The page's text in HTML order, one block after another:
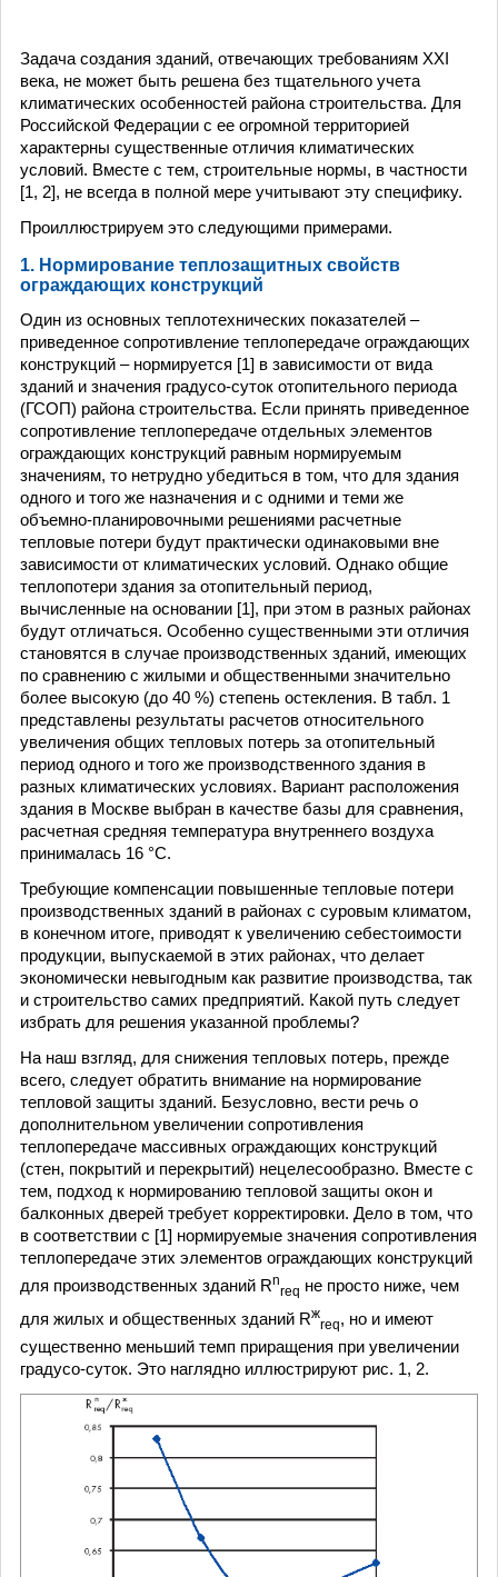
Задача создания зданий, отвечающих требованиям ХХI
века, не может быть решена без тщательного учета
климатических особенностей района строительства. Для
Российской Федерации с ее огромной территорией
характерны существенные отличия климатических
условий. Вместе с тем, строительные нормы, в частности
[1, 2], не всегда в полной мере учитывают эту специфику.
Проиллюстрируем это следующими примерами.
1. Нормирование теплозащитных свойств
ограждающих конструкций
Один из основных теплотехнических показателей –
приведенное сопротивление теплопередаче ограждающих
конструкций – нормируется [1] в зависимости от вида
зданий и значения градусо-суток отопительного периода
(ГСОП) района строительства. Если принять приведенное
сопротивление теплопередаче отдельных элементов
ограждающих конструкций равным нормируемым
значениям, то нетрудно убедиться в том, что для здания
одного и того же назначения и с одними и теми же
объемно-планировочными решениями расчетные
тепловые потери будут практически одинаковыми вне
зависимости от климатических условий. Однако общие
теплопотери здания за отопительный период,
вычисленные на основании [1], при этом в разных районах
будут отличаться. Особенно существенными эти отличия
становятся в случае производственных зданий, имеющих
по сравнению с жилыми и общественными значительно
более высокую (до 40 %) степень остекления. В табл. 1
представлены результаты расчетов относительного
увеличения общих тепловых потерь за отопительный
период одного и того же производственного здания в
разных климатических условиях. Вариант расположения
здания в Москве выбран в качестве базы для сравнения,
расчетная средняя температура внутреннего воздуха
принималась 16 °С.
Требующие компенсации повышенные тепловые потери
производственных зданий в районах с суровым климатом,
в конечном итоге, приводят к увеличению себестоимости
продукции, выпускаемой в этих районах, что делает
экономически невыгодным как развитие производства, так
и строительство самих предприятий. Какой путь следует
избрать для решения указанной проблемы?
На наш взгляд, для снижения тепловых потерь, прежде
всего, следует обратить внимание на нормирование
тепловой защиты зданий. Безусловно, вести речь о
дополнительном увеличении сопротивления
теплопередаче массивных ограждающих конструкций
(стен, покрытий и перекрытий) нецелесообразно. Вместе с
тем, подход к нормированию тепловой защиты окон и
балконных дверей требует корректировки. Дело в том, что
в соответствии с [1] нормируемые значения сопротивления
теплопередаче этих элементов ограждающих конструкций
для производственных зданий Rn
req не просто ниже, чем
для жилых и общественных зданий Rж
req, но и имеют
существенно меньший темп приращения при увеличении
градусо-суток. Это наглядно иллюстрируют рис. 1, 2.